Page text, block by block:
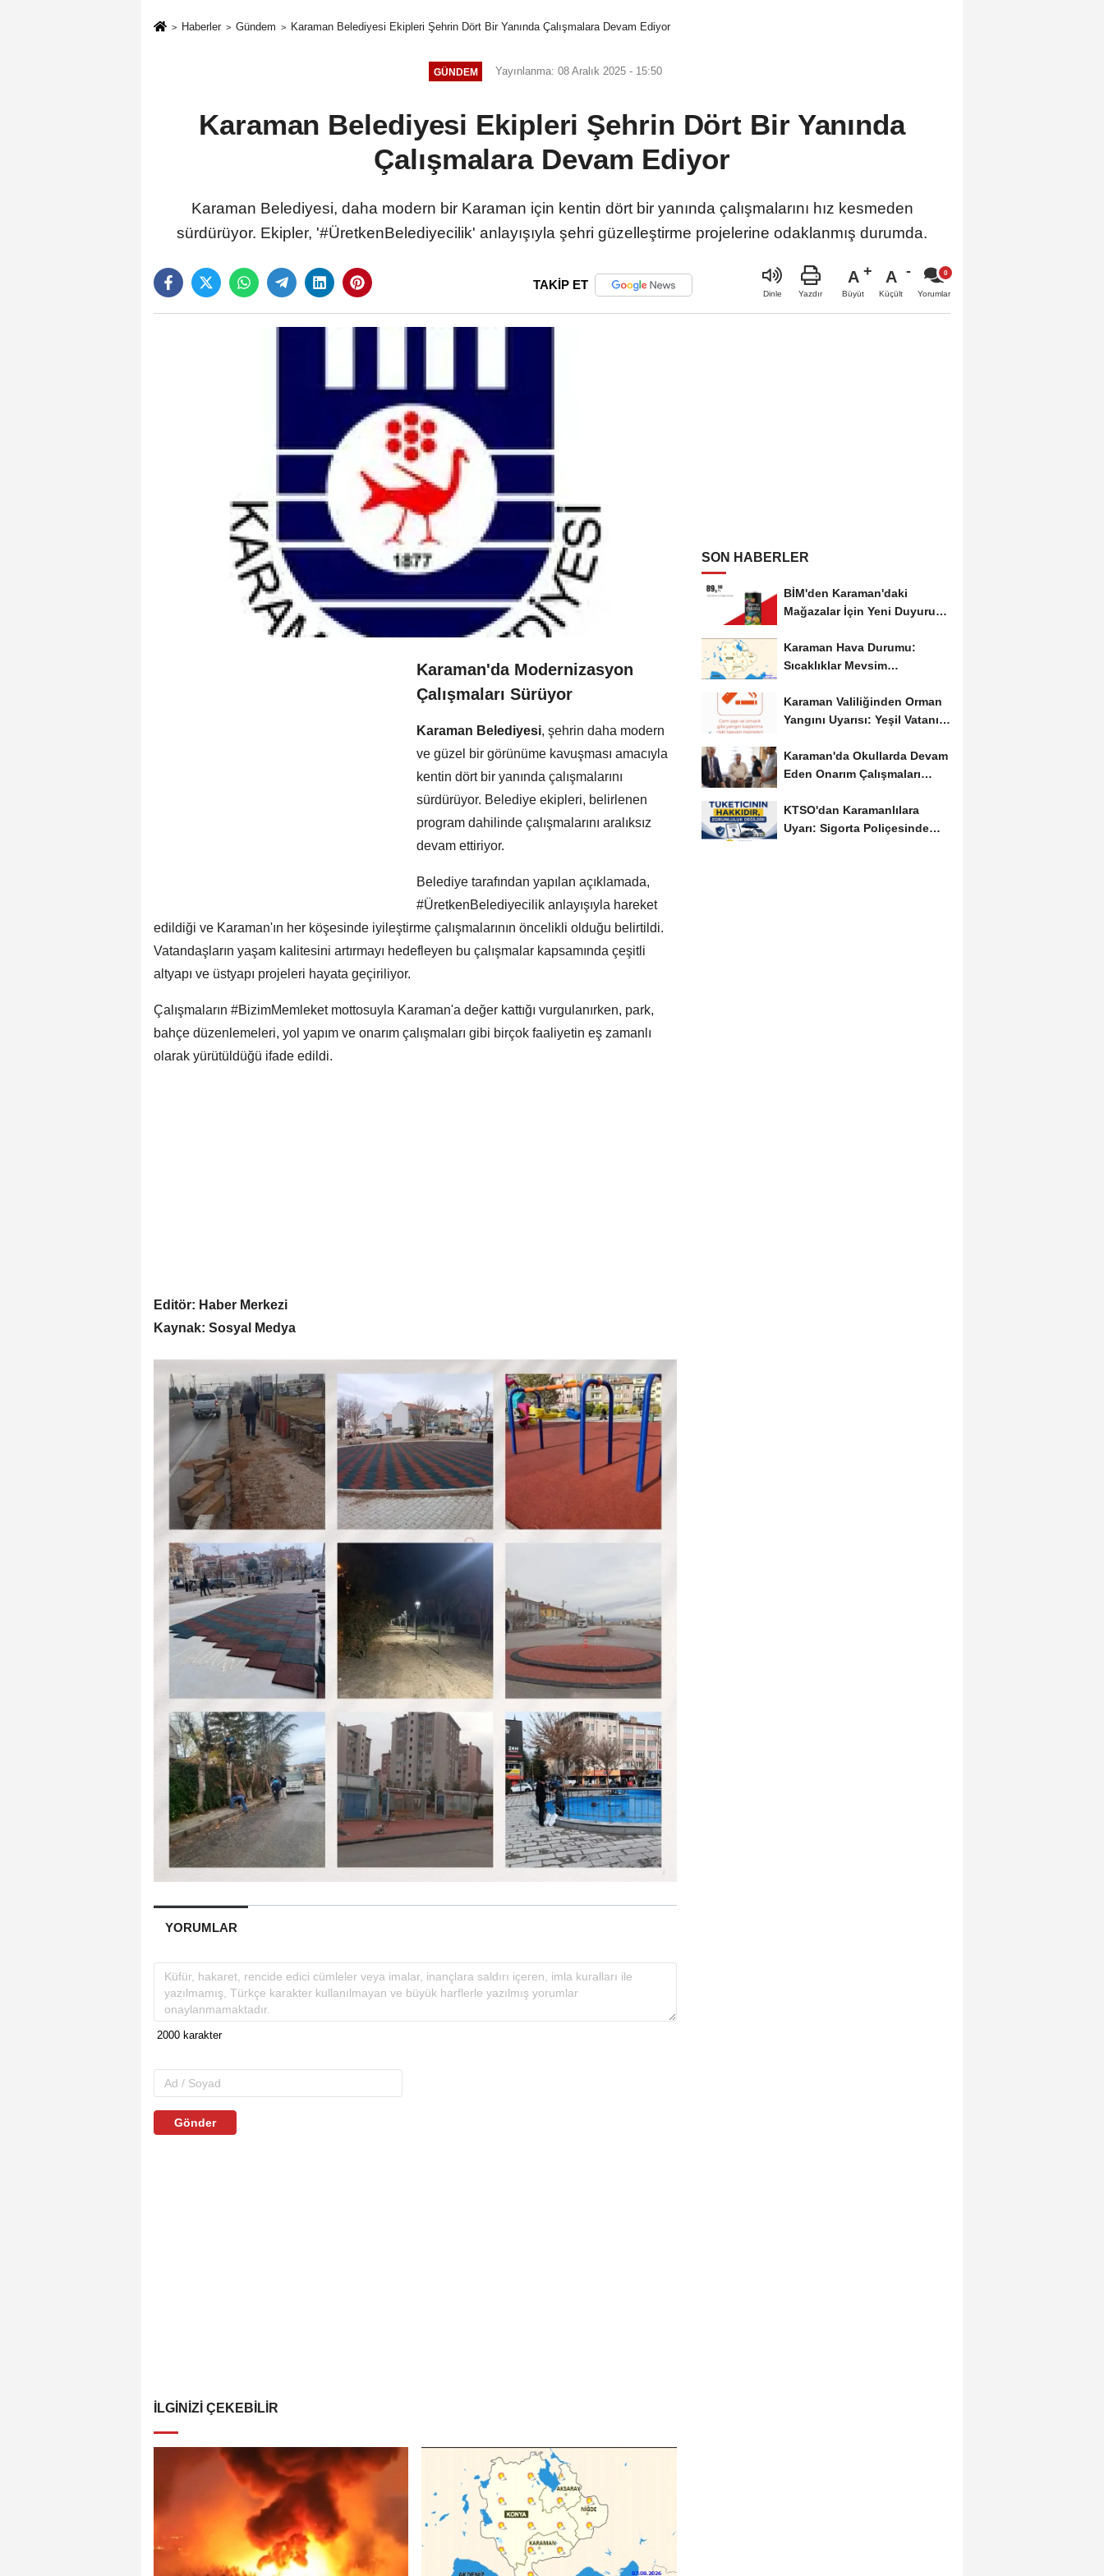
Haberler Gündem Karaman Belediyesi Ekipleri Şehrin Dört Bir Yanında Çalışmalara Devam Ediyor
GÜNDEM Yayınlanma: 08 Aralık 2025 - 15:50
Karaman Belediyesi Ekipleri Şehrin Dört Bir Yanında
Çalışmalara Devam Ediyor
Karaman Belediyesi, daha modern bir Karaman için kentin dört bir yanında çalışmalarını hız kesmeden
sürdürüyor. Ekipler, '#ÜretkenBelediyecilik' anlayışıyla şehri güzelleştirme projelerine odaklanmış durumda.
TAKİP ET
Dinle Yazdır
A
Büyüt
A
Küçült Yorumlar
Karaman'da Modernizasyon
Çalışmaları Sürüyor
Karaman Belediyesi, şehrin daha modern
ve güzel bir görünüme kavuşması amacıyla
kentin dört bir yanında çalışmalarını
sürdürüyor. Belediye ekipleri, belirlenen
program dahilinde çalışmalarını aralıksız
devam ettiriyor.
Belediye tarafından yapılan açıklamada,
#ÜretkenBelediyecilik anlayışıyla hareket
edildiği ve Karaman'ın her köşesinde iyileştirme çalışmalarının öncelikli olduğu belirtildi.
Vatandaşların yaşam kalitesini artırmayı hedefleyen bu çalışmalar kapsamında çeşitli
altyapı ve üstyapı projeleri hayata geçiriliyor.
Çalışmaların #BizimMemleket mottosuyla Karaman'a değer kattığı vurgulanırken, park,
bahçe düzenlemeleri, yol yapım ve onarım çalışmaları gibi birçok faaliyetin eş zamanlı
olarak yürütüldüğü ifade edildi.
Editör: Haber Merkezi
Kaynak: Sosyal Medya
YORUMLAR
Gönder
İLGINIZI ÇEKEBILIR
SON HABERLER
BİM'den Karaman'daki
Mağazalar İçin Yeni Duyuru:
Karaman Hava Durumu:
Sıcaklıklar Mevsim
Seyrediyor
Karaman Valiliğinden Orman
Yangını Uyarısı: Yeşil Vatanı
Karaman'da Okullarda Devam
Eden Onarım Çalışmaları
KTSO'dan Karamanlılara
Uyarı: Sigorta Poliçesinde